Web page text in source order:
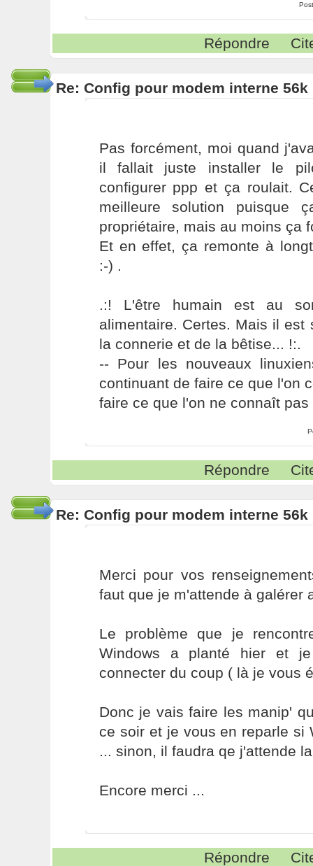
Répondre
Re: Config pour modem interne 56k
Pas forcément, moi quand
il fallait juste installer le
configurer ppp et ça roulait.
meilleure solution puisque
propriétaire, mais au moins ça
Et en effet, ça remonte à
:-) .
.:! L'être humain est au
alimentaire. Certes. Mais il est
la connerie et de la bêtise... !:.
-- Pour les nouveaux
continuant de faire ce que l'on
faire ce que l'on ne connaît pas
Répondre
Re: Config pour modem interne 56k
Merci pour vos
faut que je m'attende à galérer
Le problème que je
Windows a planté hier et
connecter du coup ( là je vous
Donc je vais faire les manip'
ce soir et je vous en reparle si
... sinon, il faudra qe j'attende
Encore merci ...
Répondre